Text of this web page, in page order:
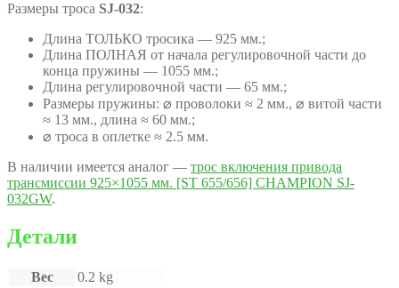
Размеры троса SJ-032:
Длина ТОЛЬКО тросика — 925 мм.;
Длина ПОЛНАЯ от начала регулировочной части до
конца пружины — 1055 мм.;
Длина регулировочной части — 65 мм.;
Размеры пружины: ⌀ проволоки ≈ 2 мм., ⌀ витой части
≈ 13 мм., длина ≈ 60 мм.;
⌀ троса в оплетке ≈ 2.5 мм.
В наличии имеется аналог — трос включения привода
трансмиссии 925×1055 мм. [ST 655/656] CHAMPION SJ-
032GW.
Детали
Вес
0.2 kg